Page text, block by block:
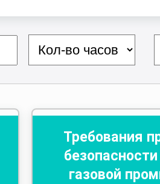
Требования
газовой